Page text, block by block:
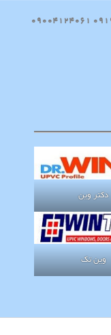
دکتر وین
وین تک